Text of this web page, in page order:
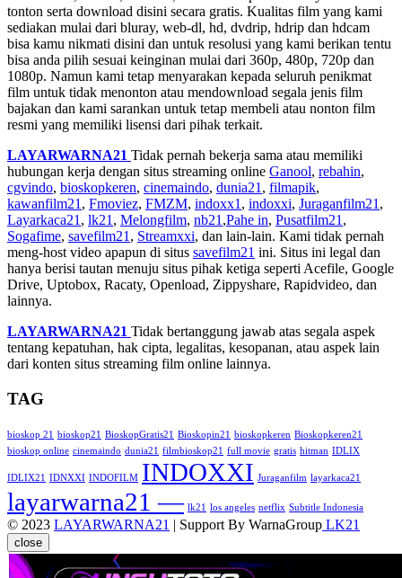
tonton serta download disini secara gratis. Kualitas film yang kami
sediakan mulai dari bluray, web-dl, hd, dvdrip, hdrip dan hdcam
bisa kamu nikmati disini dan untuk resolusi yang kami berikan tentu
bisa anda pilih sesuai keinginan mulai dari 360p, 480p, 720p dan
1080p. Namun kami tetap menyarakan kepada seluruh penikmat
film untuk tidak menonton atau mendownload segala jenis film
bajakan dan kami sarankan untuk tetap membeli atau nonton film
resmi yang memiliki lisensi dari pihak terkait.
LAYARWARNA21 Tidak pernah bekerja sama atau memiliki
hubungan kerja dengan situs streaming online Ganool, rebahin,
cgvindo, bioskopkeren, cinemaindo, dunia21 , filmapik,
kawanfilm21 , Fmoviez, FMZM, indoxx1 , indoxxi, Juraganfilm21 ,
Layarkaca21 , lk21 , Melongfilm, nb21 ,Pahe in, Pusatfilm21 ,
Sogafime, savefilm21 , Streamxxi, dan lain-lain. Kami tidak pernah
meng-host video apapun di situs savefilm21 ini. Situs ini legal dan
hanya berisi tautan menuju situs pihak ketiga seperti Acefile, Google
Drive, Uptobox, Racaty, Openload, Zippyshare, Rapidvideo, dan
lainnya.
LAYARWARNA21 Tidak bertanggung jawab atas segala aspek
tentang kepatuhan, hak cipta, legalitas, kesopanan, atau aspek lain
dari konten situs streaming film online lainnya.
TAG
bioskop 21 bioskop21 BioskopGratis21 Bioskopin21 bioskopkeren Bioskopkeren21
bioskop online cinemaindo dunia21 filmbioskop21 full movie gratis hitman IDLIX
IDLIX21 IDNXXI INDOFILM INDOXXI Juraganfilm layarkaca21
layarwarna21 — lk21 los angeles netflix Subtitle Indonesia
© 2023 LAYARWARNA21 | Support By WarnaGroup LK21
close